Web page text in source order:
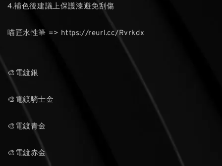
4.補色後建議上保護漆避免刮傷
喵匠水性筆 => https://reurl.cc/Rvrkdx
🎨電鍍銀
🎨電鍍騎士金
🎨電鍍青金
🎨電鍍赤金